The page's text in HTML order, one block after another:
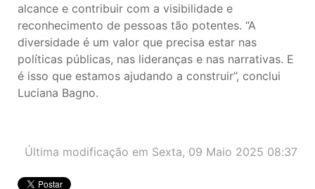
alcance e contribuir com a visibilidade e
reconhecimento de pessoas tão potentes. “A
diversidade é um valor que precisa estar nas
políticas públicas, nas lideranças e nas narrativas. E
é isso que estamos ajudando a construir”, conclui
Luciana Bagno.
Última modificação em Sexta, 09 Maio 2025 08:37